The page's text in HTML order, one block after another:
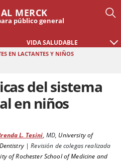
MERCK
público general
VIDA SALUDABLE
EN LACTANTES Y NIÑOS
del sistema
en niños
L. Tesini, MD, University of
|Revisión de colegas realizada
of Rochester School of Medicine and